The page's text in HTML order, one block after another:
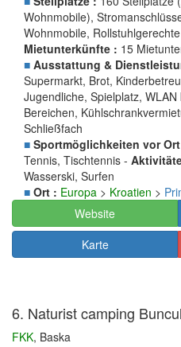
Wohnmobile),
Wohnmobile,
Mietunterkünfte : 15
■ Ausstattung &
Supermarkt, Brot,
Jugendliche, Spielplatz,
Bereichen,
Schließfach
■ Sportmöglichkeiten vor
Tennis, Tischtennis -
Wasserski, Surfen
■ Ort : Europa > Kroatien >
Website
Karte
6. Naturist camping
FKK, Baska